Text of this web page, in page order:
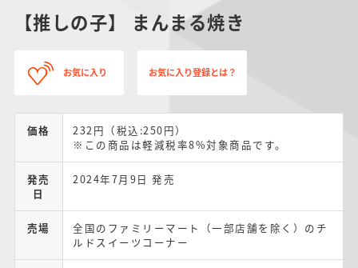
【推しの子】 まんまる焼き
お気に入り お気に入り登録とは？
価格
232円（税込:250円）
※この商品は軽減税率8%対象商品です。
発売
日
2024年7月9日 発売
売場
全国のファミリーマート（一部店舗を除く）のチ
ルドスイーツコーナー